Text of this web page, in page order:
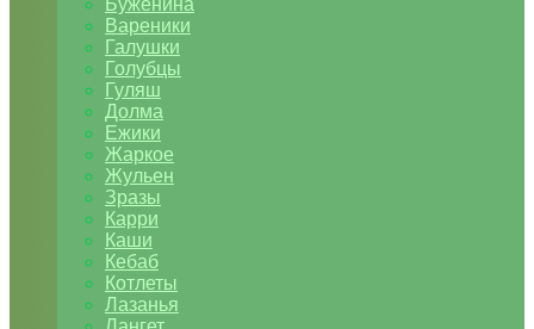
Буженина
Вареники
Галушки
Голубцы
Гуляш
Долма
Ежики
Жаркое
Жульен
Зразы
Карри
Каши
Кебаб
Котлеты
Лазанья